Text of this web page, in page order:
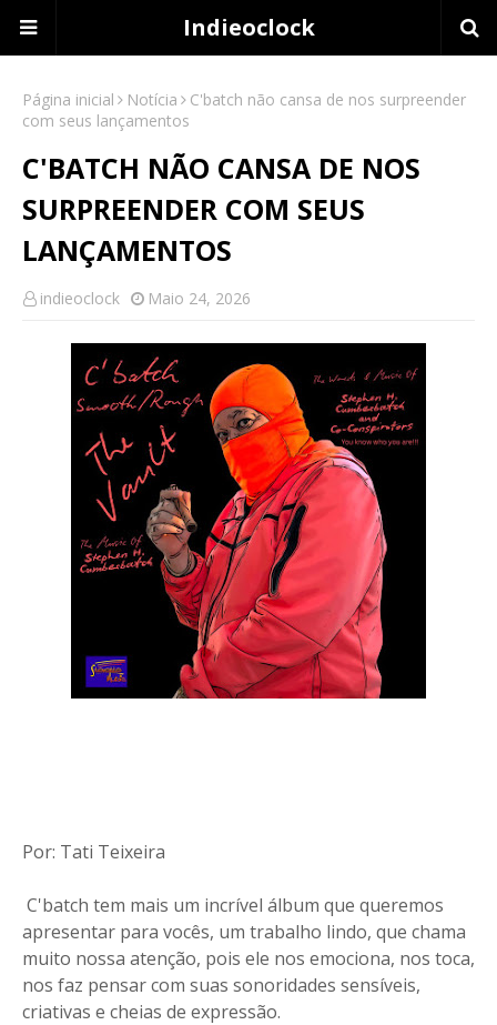
Indieoclock
Página inicial Notícia
C'batch não cansa de nos surpreender
com seus lançamentos
C'BATCH NÃO CANSA DE NOS
SURPREENDER COM SEUS
LANÇAMENTOS
indieoclock Maio 24, 2026
Por: Tati Teixeira
C'batch tem mais um incrível álbum que queremos
apresentar para vocês, um trabalho lindo, que chama
muito nossa atenção, pois ele nos emociona, nos toca,
nos faz pensar com suas sonoridades sensíveis,
criativas e cheias de expressão.